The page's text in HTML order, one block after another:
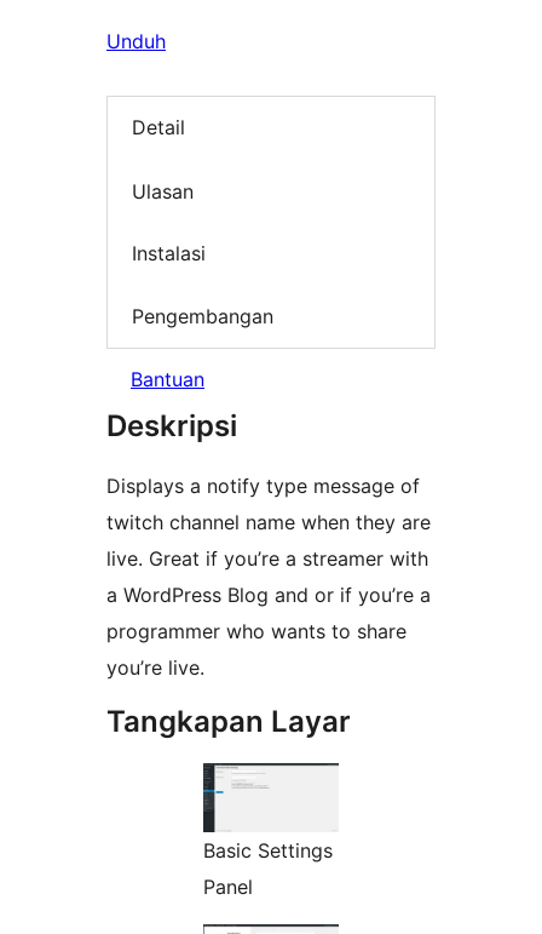
Unduh
Detail
Ulasan
Instalasi
Pengembangan
Bantuan
Deskripsi
Displays a notify type message of
twitch channel name when they are
live. Great if you’re a streamer with
a WordPress Blog and or if you’re a
programmer who wants to share
you’re live.
Tangkapan Layar
Basic Settings
Panel